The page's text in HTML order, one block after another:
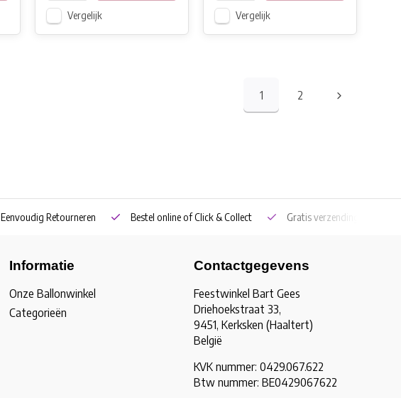
Vergelijk Vergelijk
1 2
Eenvoudig Retourneren Bestel online of Click & Collect Gratis verzending vanaf
Informatie
Onze Ballonwinkel
Categorieën
Contactgegevens
Feestwinkel Bart Gees
Driehoekstraat 33,
9451, Kerksken (Haaltert)
België
KVK nummer: 0429.067.622
Btw nummer: BE0429067622